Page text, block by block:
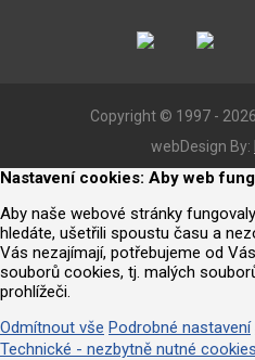
Copyright © 1997 -
webDesign By:
Nastavení cookies: Aby web
Aby naše webové stránky
hledáte, ušetřili spoustu času a
Vás nezajímají, potřebujeme od
souborů cookies, tj. malých
prohlížeči.
Odmítnout vše Podrobné nastavení
Technické - nezbytně nutné cookies